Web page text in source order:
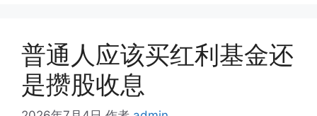
普通人应该买红利基金还
是攒股收息